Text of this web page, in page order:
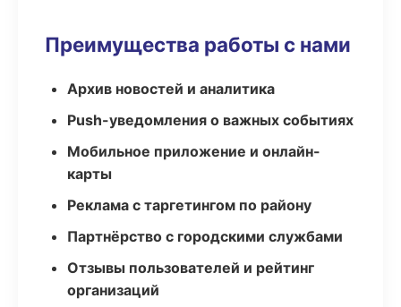
Преимущества работы с нами
Архив новостей и аналитика
Push-уведомления о важных событиях
Мобильное приложение и онлайн-
карты
Реклама с таргетингом по району
Партнёрство с городскими службами
Отзывы пользователей и рейтинг
организаций